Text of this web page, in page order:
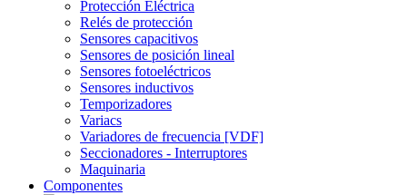
Protección Eléctrica
Relés de protección
Sensores capacitivos
Sensores de posición lineal
Sensores fotoeléctricos
Sensores inductivos
Temporizadores
Variacs
Variadores de frecuencia [VDF]
Seccionadores - Interruptores
Maquinaria
Componentes